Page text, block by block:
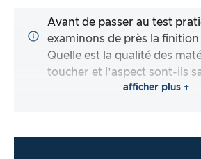
Avant de passer au test
examinons de près la
Quelle est la qualité des
toucher et l’aspect sont-ils
afficher plus +